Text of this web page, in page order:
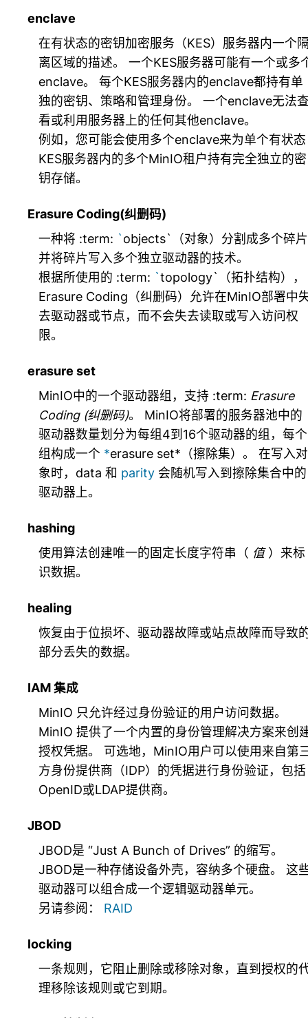
enclave
在有状态的密钥加密服务（KES）服务器内一个
离区域的描述。 一个KES服务器可能有一个或多
enclave。 每个KES服务器内的enclave都持有单
独的密钥、策略和管理身份。 一个enclave无法
看或利用服务器上的任何其他enclave。
例如，您可能会使用多个enclave来为单个有状态
KES服务器内的多个MinIO租户持有完全独立的密
钥存储。
Erasure Coding(纠删码)
一种将 :term: `objects`（对象）分割成多个碎片
并将碎片写入多个独立驱动器的技术。
根据所使用的 :term: `topology`（拓扑结构），
Erasure Coding（纠删码）允许在MinIO部署中
去驱动器或节点，而不会失去读取或写入访问权
限。
erasure set
MinIO中的一个驱动器组，支持 :term: Erasure
Coding (纠删码)。 MinIO将部署的服务器池中的
驱动器数量划分为每组4到16个驱动器的组，每个
组构成一个 *erasure set*（擦除集）。 在写入对
象时， data 和 parity 会随机写入到擦除集合中的
驱动器上。
hashing
使用算法创建唯一的固定长度字符串（ 值）来标
识数据。
healing
恢复由于位损坏、驱动器故障或站点故障而导致
部分丢失的数据。
IAM 集成
MinIO 只允许经过身份验证的用户访问数据。
MinIO 提供了一个内置的身份管理解决方案来创
授权凭据。 可选地，MinIO用户可以使用来自第
方身份提供商（IDP）的凭据进行身份验证，包括
OpenID或LDAP提供商。
JBOD
JBOD是 “Just A Bunch of Drives” 的缩写。
JBOD是一种存储设备外壳，容纳多个硬盘。 这
驱动器可以组合成一个逻辑驱动器单元。
另请参阅： RAID
locking
一条规则，它阻止删除或移除对象，直到授权的
理移除该规则或它到期。